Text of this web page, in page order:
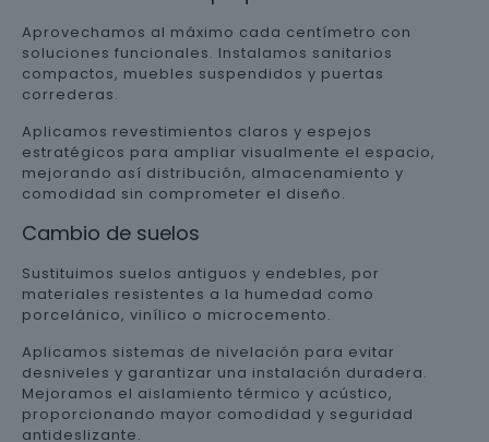
Aprovechamos al máximo cada centímetro con
soluciones funcionales. Instalamos sanitarios
compactos, muebles suspendidos y puertas
correderas.
Aplicamos revestimientos claros y espejos
estratégicos para ampliar visualmente el espacio,
mejorando así distribución, almacenamiento y
comodidad sin comprometer el diseño.
Cambio de suelos
Sustituimos suelos antiguos y endebles, por
materiales resistentes a la humedad como
porcelánico, vinílico o microcemento.
Aplicamos sistemas de nivelación para evitar
desniveles y garantizar una instalación duradera.
Mejoramos el aislamiento térmico y acústico,
proporcionando mayor comodidad y seguridad
antideslizante.